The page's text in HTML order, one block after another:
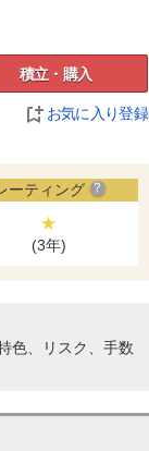
積立・購入
お気に入り登録
ーティング
★
(3年)
色、リスク、手数